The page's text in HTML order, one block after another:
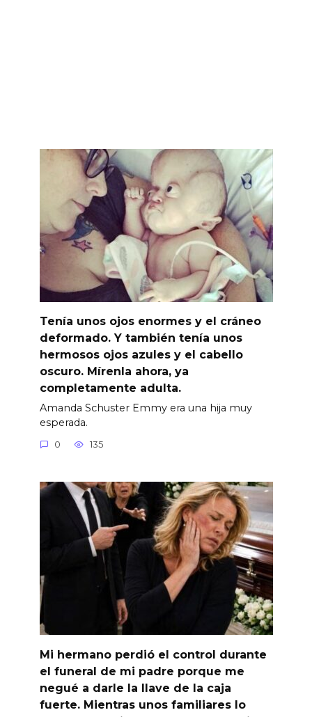
Tenía unos ojos enormes y el cráneo
deformado. Y también tenía unos
hermosos ojos azules y el cabello
oscuro. Mírenla ahora, ya
completamente adulta.
Amanda Schuster Emmy era una hija muy
esperada.
0 135
Mi hermano perdió el control durante
el funeral de mi padre porque me
negué a darle la llave de la caja
fuerte. Mientras unos familiares lo